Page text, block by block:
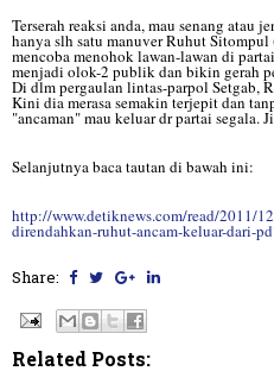
Terserah reaksi anda, mau senang atau
hanya slh satu manuver Ruhut
mencoba menohok lawan-lawan di
menjadi olok-2 publik dan bikin gerah
Di dlm pergaulan lintas-parpol Setgab,
Kini dia merasa semakin terjepit dan
"ancaman" mau keluar dr partai segala.
Selanjutnya baca tautan di bawah ini:
http://www.detiknews.com/read/2011/
direndahkan-ruhut-ancam-keluar-dari-
Share:
Related Posts: